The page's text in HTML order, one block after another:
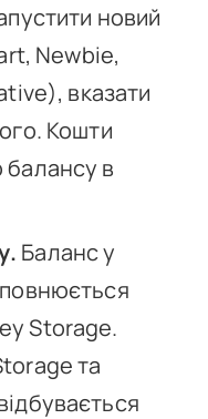
новий
Newbie,
вказати
Кошти
в
Баланс у
Storage.
та